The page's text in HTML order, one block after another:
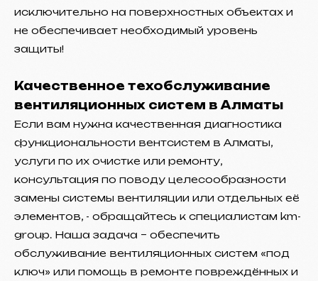
исключительно на поверхностных объектах и
не обеспечивает необходимый уровень
защиты!
Качественное техобслуживание
вентиляционных систем в Алматы
Если вам нужна качественная диагностика
функциональности вентсистем в Алматы,
услуги по их очистке или ремонту,
консультация по поводу целесообразности
замены системы вентиляции или отдельных её
элементов, - обращайтесь к специалистам km-
group. Наша задача – обеспечить
обслуживание вентиляционных систем «под
ключ» или помощь в ремонте повреждённых и